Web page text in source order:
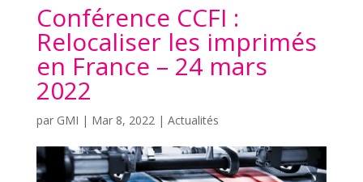
Conférence CCFI :
Relocaliser les imprimés
en France – 24 mars
2022
par GMI | Mar 8, 2022| Actualités